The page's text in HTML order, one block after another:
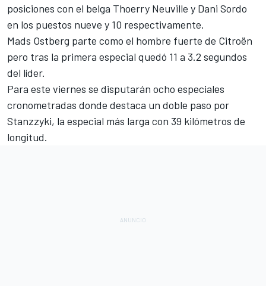
posiciones con el belga Thoerry Neuville y Dani Sordo
en los puestos nueve y 10 respectivamente.
Mads Ostberg parte como el hombre fuerte de Citroën
pero tras la primera especial quedó 11 a 3.2 segundos
del líder.
Para este viernes se disputarán ocho especiales
cronometradas donde destaca un doble paso por
Stanzzyki, la especial más larga con 39 kilómetros de
longitud.